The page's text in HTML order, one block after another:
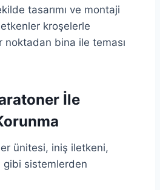
tasarımı ve montaji
kroşelerle
noktadan bina ile teması
İle
ünitesi, iniş iletkeni,
gibi sistemlerden